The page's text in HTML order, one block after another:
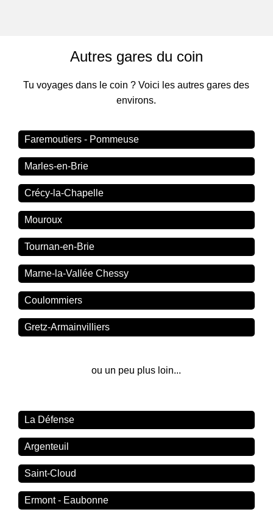
Autres gares du coin
Tu voyages dans le coin ? Voici les autres gares des
environs.
Faremoutiers - Pommeuse
Marles-en-Brie
Crécy-la-Chapelle
Mouroux
Tournan-en-Brie
Marne-la-Vallée Chessy
Coulommiers
Gretz-Armainvilliers
ou un peu plus loin...
La Défense
Argenteuil
Saint-Cloud
Ermont - Eaubonne